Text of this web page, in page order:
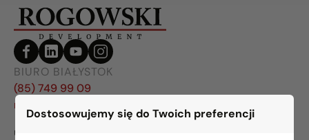
Dostosowujemy się do Twoich preferencji
BIURO BIAŁYSTOK
(85) 749 99 09
mieszkania@rogowskidevelopment.pl
ul. Legionowa 28 lok. 202